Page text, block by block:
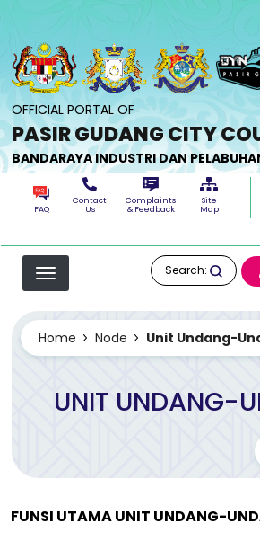
OFFICIAL PORTAL OF
PASIR GUDANG CITY
BANDARAYA INDUSTRI DAN
FAQ
Contact
Us
Complaints
& Feedback
Site
Map
Search:
Home Node Unit Undang-
UNIT UNDANG-
FUNSI UTAMA UNIT UNDANG-